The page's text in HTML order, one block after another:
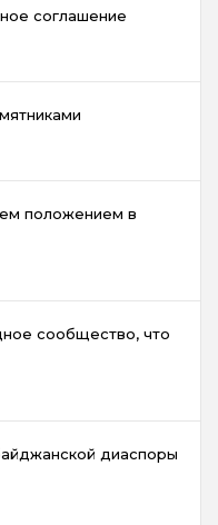
соглашение
положением в
сообщество, что
диаспоры